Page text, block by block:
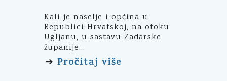
Kali je naselje i općina u
Republici Hrvatskoj, na otoku
Ugljanu, u sastavu Zadarske
županije...
➔ Pročitaj više